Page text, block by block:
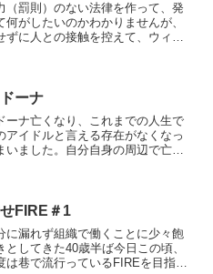
（罰則）のない法律を作って、発
何がしたいのかわかりませんが、
ずに人との接触を控えて、ウィル
が家には未だに届く...
ーナ
ーナ亡くなり、これまでの人生で
アイドルと言える存在がなくなっ
いました。自分自身の周辺で亡く
FIRE＃1
に漏れず組織で働くことに少々飽
としてきた40歳半ば今日この頃、
は巷で流行っているFIREを目指そ